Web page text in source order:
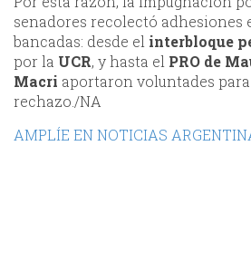
senadores recolectó adhesiones
bancadas: desde el interbloque
por la UCR, y hasta el PRO de
Macri aportaron voluntades
rechazo./NA
AMPLÍE EN NOTICIAS